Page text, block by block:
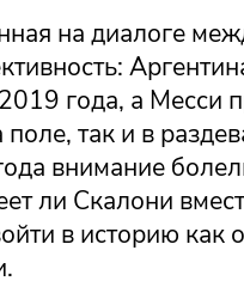
на диалоге
года, а Месси
так и в
внимание
ли Скалони
в историю как